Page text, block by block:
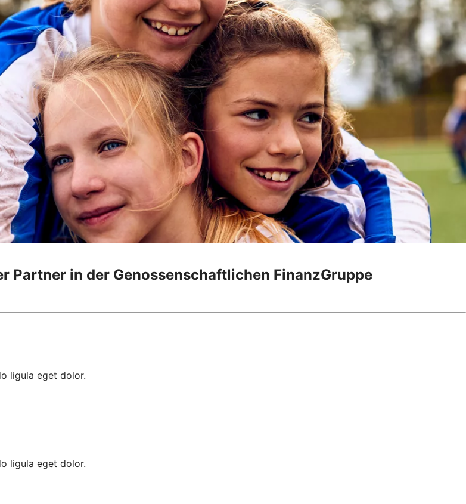
Partner in der Genossenschaftlichen FinanzGruppe
ligula eget dolor.
ligula eget dolor.